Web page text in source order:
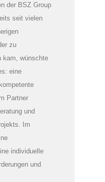
der BSZ Group
seit vielen
zu
kam, wünschte
eine
Partner
und
Im
individuelle
und